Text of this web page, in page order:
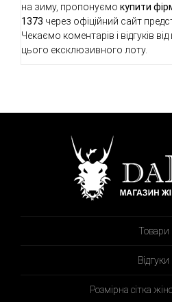
на зиму, пропонуємо купити
1373 через офіційний сайт
Чекаємо коментарів і відгуків
цього ексклюзивного лоту.
Товари
Відгуки
Розмірна сітка